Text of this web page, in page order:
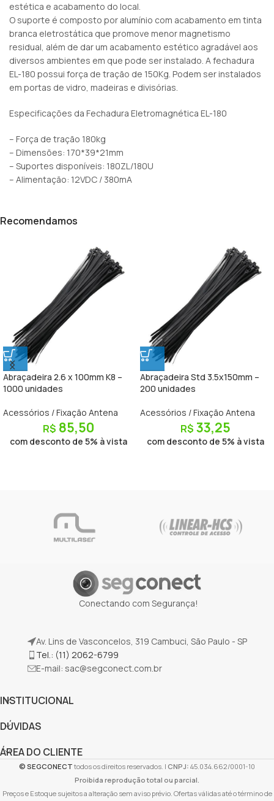
estética e acabamento do local.
O suporte é composto por alumínio com acabamento em tinta
branca eletrostática que promove menor magnetismo
residual, além de dar um acabamento estético agradável aos
diversos ambientes em que pode ser instalado. A fechadura
EL-180 possui força de tração de 150Kg. Podem ser instalados
em portas de vidro, madeiras e divisórias.
Especificações da Fechadura Eletromagnética EL-180
– Força de tração 180kg
– Dimensões: 170*39*21mm
– Suportes disponíveis: 180ZL/180U
– Alimentação: 12VDC / 380mA
Recomendamos
Abraçadeira 2.6 x 100mm K8 –
1000 unidades
Acessórios / Fixação Antena
R$ 85,50
com desconto de 5% à vista
Abraçadeira Std 3.5x150mm –
200 unidades
Acessórios / Fixação Antena
R$ 33,25
com desconto de 5% à vista
Conectando com Segurança!
Av. Lins de Vasconcelos, 319 Cambuci, São Paulo - SP
Tel.: (11) 2062-6799
E-mail: sac@segconect.com.br
INSTITUCIONAL
DÚVIDAS
ÁREA DO CLIENTE
© SEGCONECTtodos os direitos reservados. | CNPJ: 45.034.662/0001-10
Proibida reprodução total ou parcial.
Preços e Estoque sujeitos a alteração sem aviso prévio. Ofertas válidas até o término de